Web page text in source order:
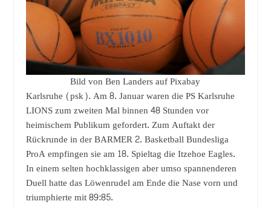
Bild von Ben Landers auf Pixabay
Karlsruhe (psk). Am 8. Januar waren die PS Karlsruhe
LIONS zum zweiten Mal binnen 48 Stunden vor
heimischem Publikum gefordert. Zum Auftakt der
Rückrunde in der BARMER 2. Basketball Bundesliga
ProA empfingen sie am 18. Spieltag die Itzehoe Eagles.
In einem selten hochklassigen aber umso spannenderen
Duell hatte das Löwenrudel am Ende die Nase vorn und
triumphierte mit 89:85.